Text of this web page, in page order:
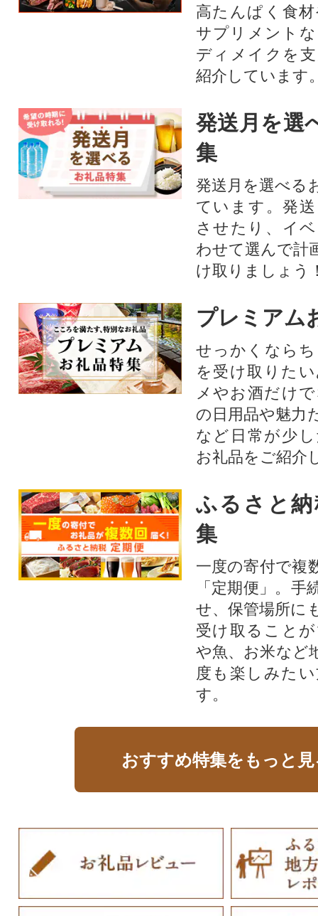
高たんぱく食
サプリメント
ディメイクを
紹介しています
発送月を選
集
発送月を選べる
ています。発
させたり、イ
わせて選んで計
け取りましょう
プレミアム
せっかくなら
を受け取りた
メやお酒だけ
の日用品や魅力
など日常が少
お礼品をご紹介
ふるさと
集
一度の寄付で複
「定期便」。
せ、保管場所に
受け取ること
や魚、お米など
度も楽しみた
す。
おすすめ特集をもっと